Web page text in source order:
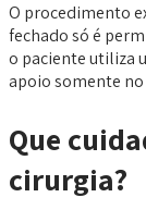
O procedimento
fechado só é
o paciente utiliza
apoio somente no
Que
cirurgia?